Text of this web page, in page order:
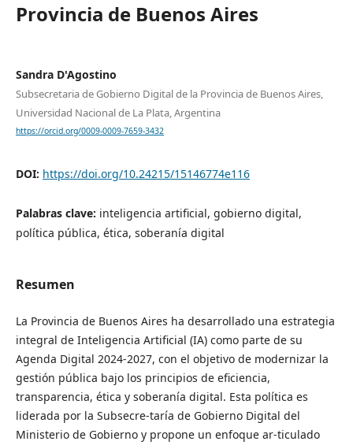
Provincia de Buenos Aires
Sandra D'Agostino
Subsecretaria de Gobierno Digital de la Provincia de Buenos Aires,
Universidad Nacional de La Plata, Argentina
https://orcid.org/0009-0009-7659-3432
DOI: https://doi.org/10.24215/15146774e116
Palabras clave: inteligencia artificial, gobierno digital,
política pública, ética, soberanía digital
Resumen
La Provincia de Buenos Aires ha desarrollado una estrategia
integral de Inteligencia Artificial (IA) como parte de su
Agenda Digital 2024-2027, con el objetivo de modernizar la
gestión pública bajo los principios de eficiencia,
transparencia, ética y soberanía digital. Esta política es
liderada por la Subsecre-taría de Gobierno Digital del
Ministerio de Gobierno y propone un enfoque ar-ticulado